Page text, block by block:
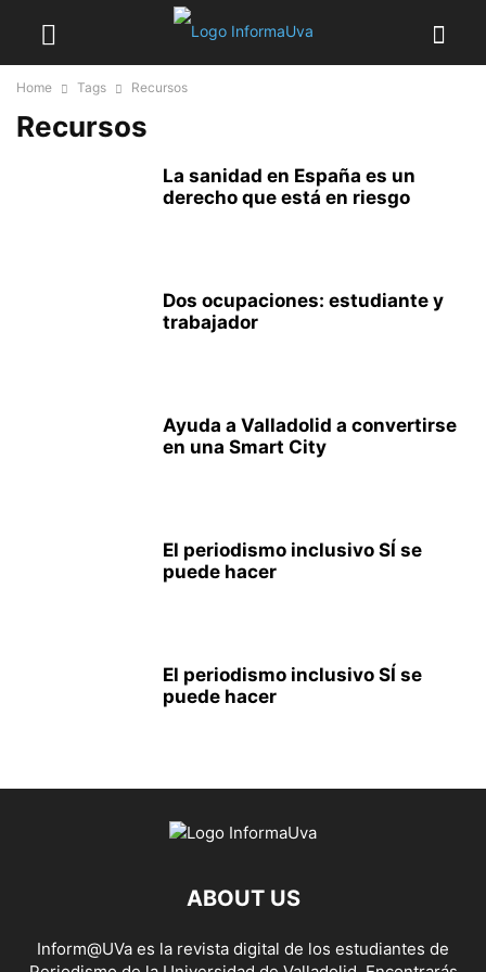
Home Tags Recursos
Recursos
La sanidad en España es un
derecho que está en riesgo
Dos ocupaciones: estudiante y
trabajador
Ayuda a Valladolid a convertirse
en una Smart City
El periodismo inclusivo SÍ se
puede hacer
El periodismo inclusivo SÍ se
puede hacer
ABOUT US
Inform@UVa es la revista digital de los estudiantes de